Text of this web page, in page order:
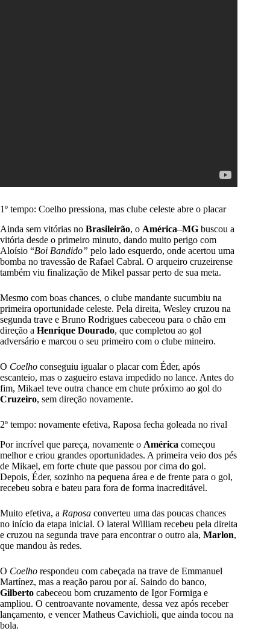
1º tempo: Coelho pressiona, mas clube celeste abre o placar
Ainda sem vitórias no Brasileirão, o América–MG buscou a
vitória desde o primeiro minuto, dando muito perigo com
Aloísio “Boi Bandido” pelo lado esquerdo, onde acertou uma
bomba no travessão de Rafael Cabral. O arqueiro cruzeirense
também viu finalização de Mikel passar perto de sua meta.
Mesmo com boas chances, o clube mandante sucumbiu na
primeira oportunidade celeste. Pela direita, Wesley cruzou na
segunda trave e Bruno Rodrigues cabeceou para o chão em
direção a Henrique Dourado, que completou ao gol
adversário e marcou o seu primeiro com o clube mineiro.
O Coelho conseguiu igualar o placar com Éder, após
escanteio, mas o zagueiro estava impedido no lance. Antes do
fim, Mikael teve outra chance em chute próximo ao gol do
Cruzeiro, sem direção novamente.
2º tempo: novamente efetiva, Raposa fecha goleada no rival
Por incrível que pareça, novamente o América começou
melhor e criou grandes oportunidades. A primeira veio dos pés
de Mikael, em forte chute que passou por cima do gol.
Depois, Éder, sozinho na pequena área e de frente para o gol,
recebeu sobra e bateu para fora de forma inacreditável.
Muito efetiva, a Raposa converteu uma das poucas chances
no início da etapa inicial. O lateral William recebeu pela direita
e cruzou na segunda trave para encontrar o outro ala, Marlon,
que mandou às redes.
O Coelho respondeu com cabeçada na trave de Emmanuel
Martínez, mas a reação parou por aí. Saindo do banco,
Gilberto cabeceou bom cruzamento de Igor Formiga e
ampliou. O centroavante novamente, dessa vez após receber
lançamento, e vencer Matheus Cavichioli, que ainda tocou na
bola.